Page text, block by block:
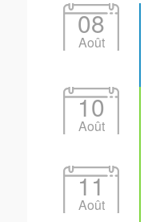
08
Août
10
Août
11
Août